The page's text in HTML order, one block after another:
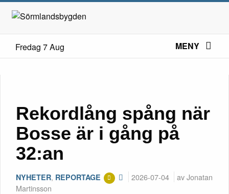
Fredag 7 Aug MENY
Rekordlång spång när
Bosse är i gång på
32:an
NYHETER, REPORTAGE 2026-07-04
av Jonatan
Martinsson